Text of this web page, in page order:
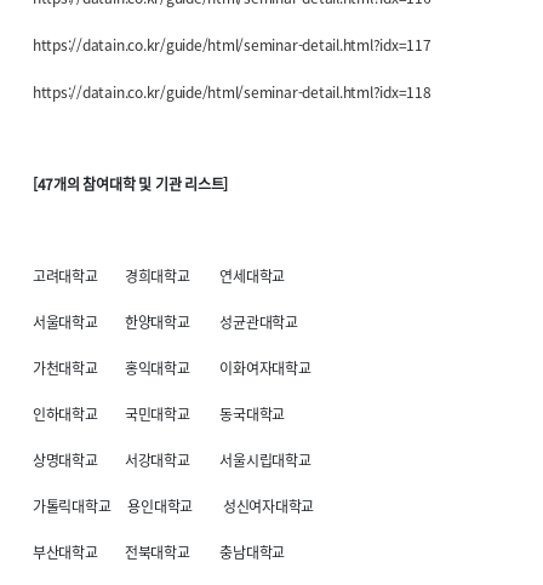
https://datain.co.kr/guide/html/seminar-detail.html?idx=117
https://datain.co.kr/guide/html/seminar-detail.html?idx=118
[47개의 참여대학 및 기관 리스트]
고려대학교 경희대학교 연세대학교
서울대학교 한양대학교 성균관대학교
가천대학교 홍익대학교 이화여자대학교
인하대학교 국민대학교 동국대학교
상명대학교 서강대학교 서울시립대학교
가톨릭대학교 용인대학교 성신여자대학교
부산대학교 전북대학교 충남대학교